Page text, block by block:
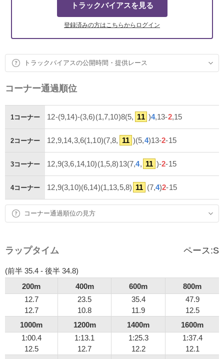
トラックバイアスを見る
登録済みの方はこちらからログイン
トラックバイアスの公開時間・提供レース
コーナー通過順位
1コーナー 12-(9,14)-(3,6)(1,7,10)8(5, 11 )4,13-2,15
2コーナー 12,9,14,3,6(1,10)(7,8, 11 )(5,4)13-2-15
3コーナー 12,9(3,6,14,10)(1,5,8)13(7,4, 11 )-2-15
4コーナー 12,9(3,10)(6,14)(1,13,5,8) 11 (7,4)2-15
コーナー通過順位の見方
ラップタイム ペース:S
(前半 35.4 - 後半 34.8)
200m
400m 600m
800m
12.7
12.7
23.5
10.8
35.4
11.9
47.9
12.5
1000m
1200m 1400m
1600m
1:00.4
12.5
1:13.1
12.7
1:25.3
12.2
1:37.4
12.1